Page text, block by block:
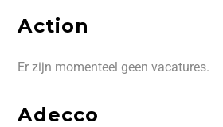
Action
Er zijn momenteel geen vacatures.
Adecco